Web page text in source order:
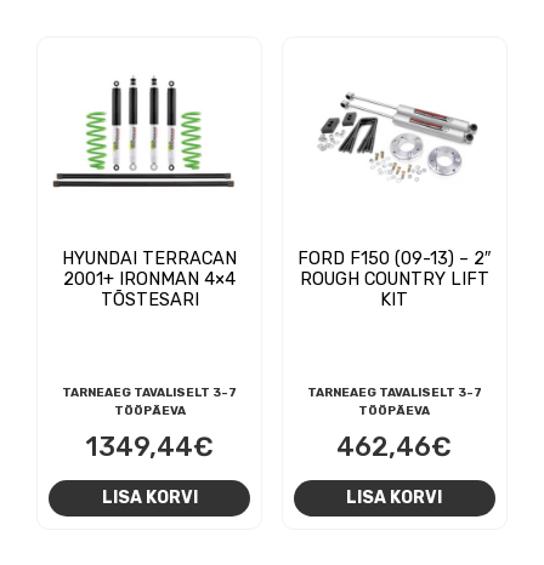
HYUNDAI TERRACAN
2001+ IRONMAN 4×4
TÕSTESARI
TARNEAEG TAVALISELT 3-7
TÖÖPÄEVA
1349,44€
LISA KORVI
FORD F150 (09-13) – 2″
ROUGH COUNTRY LIFT
KIT
TARNEAEG TAVALISELT 3-7
TÖÖPÄEVA
462,46€
LISA KORVI